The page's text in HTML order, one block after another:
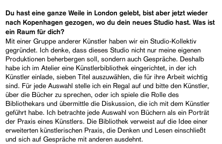
Du hast eine ganze Weile in London gelebt, bist aber jetzt wieder
nach Kopenhagen gezogen, wo du dein neues Studio hast. Was ist
ein Raum für dich?
Mit einer Gruppe anderer Künstler haben wir ein Studio-Kollektiv
gegründet. Ich denke, dass dieses Studio nicht nur meine eigenen
Produktionen beherbergen soll, sondern auch Gespräche. Deshalb
habe ich im Atelier eine Künstlerbibliothek eingerichtet, in der ich
Künstler einlade, sieben Titel auszuwählen, die für ihre Arbeit wichtig
sind. Für jede Auswahl stelle ich ein Regal auf und bitte den Künstler,
über die Bücher zu sprechen, oder ich spiele die Rolle des
Bibliothekars und übermittle die Diskussion, die ich mit dem Künstler
geführt habe. Ich betrachte jede Auswahl von Büchern als ein Porträt
der Praxis eines Künstlers. Die Bibliothek verweist auf die Idee einer
erweiterten künstlerischen Praxis, die Denken und Lesen einschließt
und sich auf Gespräche mit anderen ausdehnt.